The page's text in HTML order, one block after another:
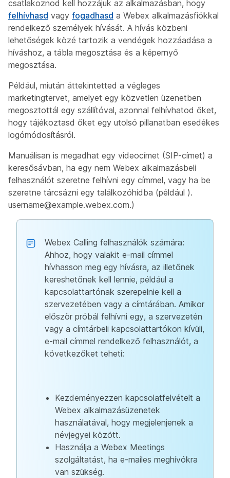
csatlakoznod kell hozzájuk az alkalmazásban, hogy
felhívhasd vagy fogadhasd a Webex alkalmazásfiókkal
rendelkező személyek hívását. A hívás közbeni
lehetőségek közé tartozik a vendégek hozzáadása a
híváshoz, a tábla megosztása és a képernyő
megosztása.
Például, miután áttekintetted a végleges
marketingtervet, amelyet egy közvetlen üzenetben
megosztottál egy szállítóval, azonnal felhívhatod őket,
hogy tájékoztasd őket egy utolsó pillanatban esedékes
logómódosításról.
Manuálisan is megadhat egy videocímet (SIP-címet) a
keresősávban, ha egy nem Webex alkalmazásbeli
felhasználót szeretne felhívni egy címmel, vagy ha be
szeretne tárcsázni egy találkozóhídba (például ).
username@example.webex.com.)
Webex Calling felhasználók számára:
Ahhoz, hogy valakit e-mail címmel
hívhasson meg egy hívásra, az illetőnek
kereshetőnek kell lennie, például a
kapcsolattartónak szerepelnie kell a
szervezetében vagy a címtárában. Amikor
először próbál felhívni egy, a szervezetén
vagy a címtárbeli kapcsolattartókon kívüli,
e-mail címmel rendelkező felhasználót, a
következőket teheti:
Kezdeményezzen kapcsolatfelvételt a
Webex alkalmazásüzenetek
használatával, hogy megjelenjenek a
névjegyei között.
Használja a Webex Meetings
szolgáltatást, ha e-mailes meghívókra
van szükség.